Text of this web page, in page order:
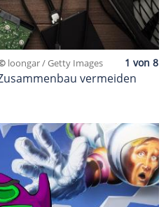
loongar / Getty Images
vermeiden